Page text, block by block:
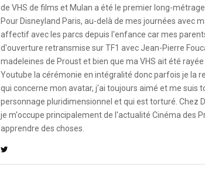
de VHS de films et Mulan a été le premier long-
Pour Disneyland Paris, au-delà de mes journées avec
affectif avec les parcs depuis l'enfance car mes
d'ouverture retransmise sur TF1 avec Jean-Pierre
madeleines de Proust et bien que ma VHS ait été
Youtube la cérémonie en intégralité donc parfois je la
qui concerne mon avatar, j'ai toujours aimé et me suis
personnage pluridimensionnel et qui est torturé. Chez
je m'occupe principalement de l'actualité Cinéma des
apprendre des choses.